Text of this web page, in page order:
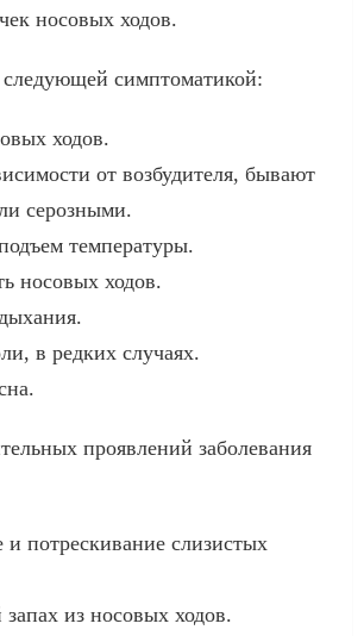
носовых ходов.
следующей симптоматикой:
ходов.
от возбудителя, бывают
серозными.
температуры.
носовых ходов.
в редких случаях.
проявлений заболевания
и потрескивание слизистых
из носовых ходов.